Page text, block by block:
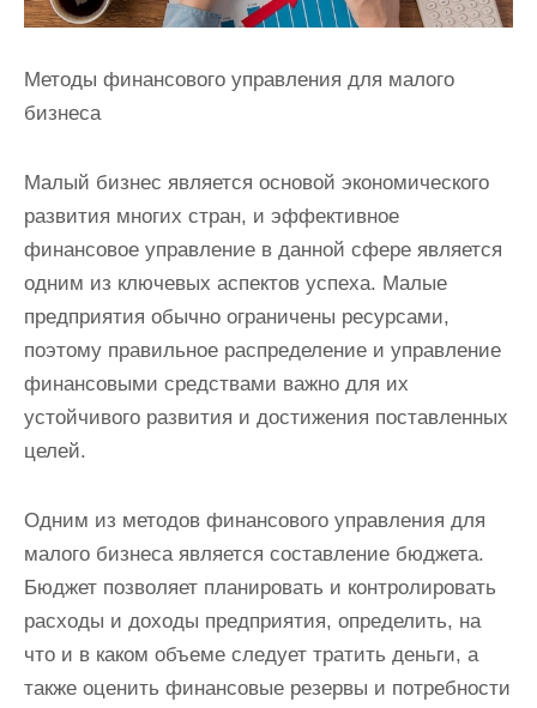
Методы финансового управления для малого
бизнеса
Малый бизнес является основой экономического
развития многих стран, и эффективное
финансовое управление в данной сфере является
одним из ключевых аспектов успеха. Малые
предприятия обычно ограничены ресурсами,
поэтому правильное распределение и управление
финансовыми средствами важно для их
устойчивого развития и достижения поставленных
целей.
Одним из методов финансового управления для
малого бизнеса является составление бюджета.
Бюджет позволяет планировать и контролировать
расходы и доходы предприятия, определить, на
что и в каком объеме следует тратить деньги, а
также оценить финансовые резервы и потребности